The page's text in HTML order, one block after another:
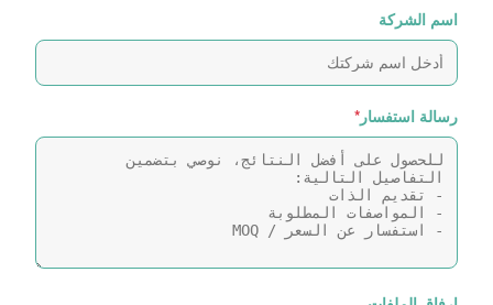
اسم الشركة
رسالة استفسار *